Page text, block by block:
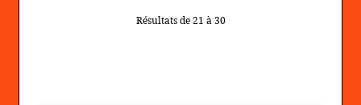
Résultats de 21 à 30